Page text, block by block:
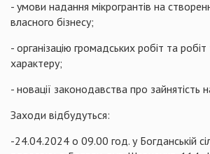
- умови надання мікрогрантів на
власного бізнесу;
- організацію громадських робіт та
характеру;
- новації законодавства про зайнятість
Заходи відбудуться:
-24.04.2024 о 09.00 год. у Богданській